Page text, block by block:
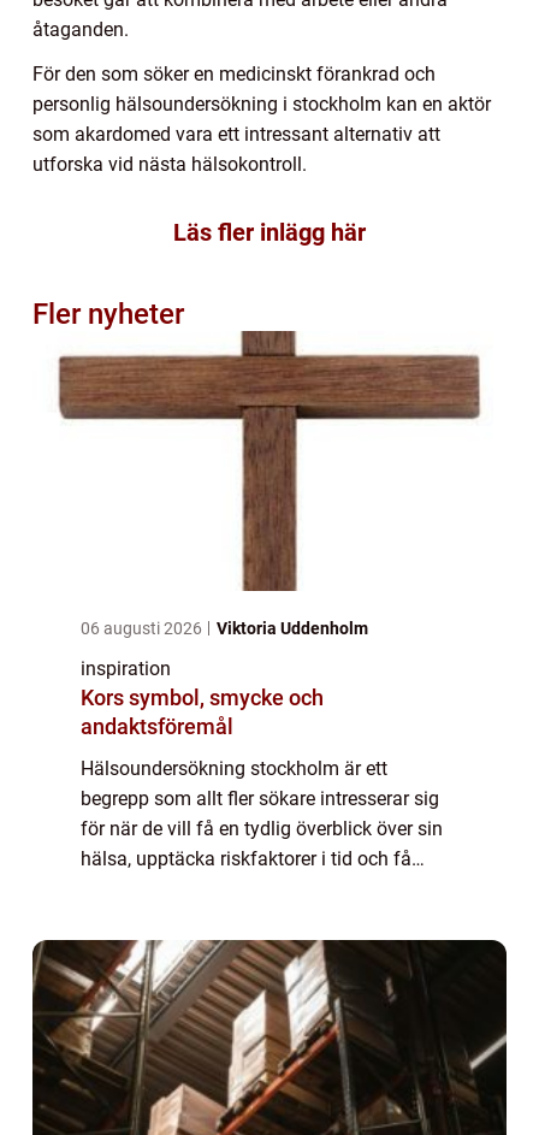
åtaganden.
För den som söker en medicinskt förankrad och
personlig hälsoundersökning i stockholm kan en aktör
som akardomed vara ett intressant alternativ att
utforska vid nästa hälsokontroll.
Läs fler inlägg här
Fler nyheter
06 augusti 2026 Viktoria Uddenholm
inspiration
Kors symbol, smycke och
andaktsföremål
Hälsoundersökning stockholm är ett
begrepp som allt fler sökare intresserar sig
för när de vill få en tydlig överblick över sin
hälsa, upptäcka riskfaktorer i tid och få